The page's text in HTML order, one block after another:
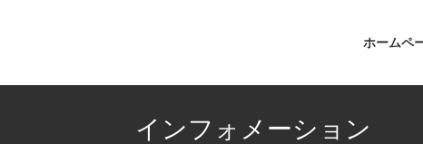
ホームペ
インフォメーション